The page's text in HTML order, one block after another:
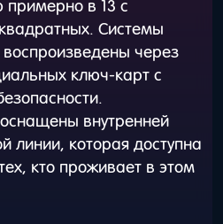
в 13 с
Системы
через
ключ-карт с
внутренней
линии, которая доступна
кто проживает в этом